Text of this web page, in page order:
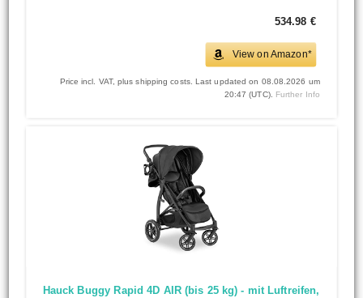
534.98 €
View on Amazon*
Price incl. VAT, plus shipping costs. Last updated on 08.08.2026 um
20:47 (UTC). Further Info
Hauck Buggy Rapid 4D AIR (bis 25 kg) - mit Luftreifen,